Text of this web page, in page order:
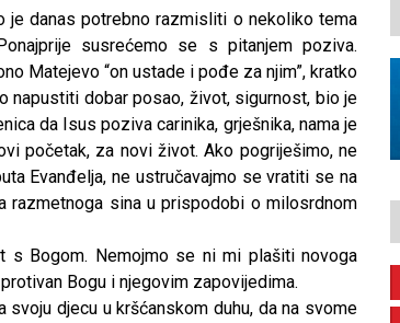
je danas potrebno razmisliti o nekoliko tema
susrećemo se s pitanjem poziva.
Matejevo “on ustade i pođe za njim”, kratko
napustiti dobar posao, život, sigurnost, bio je
da Isus poziva carinika, grješnika, nama je
početak, za novi život. Ako pogriješimo, ne
Evanđelja, ne ustručavajmo se vratiti se na
razmetnoga sina u prispodobi o milosrdnom
Bogom. Nemojmo se ni mi plašiti novoga
Bogu i njegovim zapovijedima.
svoju djecu u kršćanskom duhu, da na svome